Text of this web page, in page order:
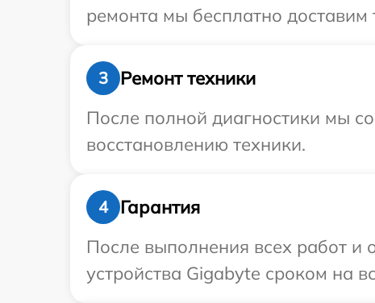
ремонта мы бесплатно доставим
3
Ремонт техники
После полной диагностики мы
восстановлению техники.
4
Гарантия
После выполнения всех работ
устройства Gigabyte сроком на